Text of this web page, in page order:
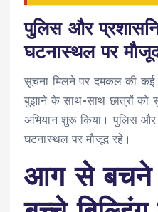
पुलिस और
घटनास्थल पर
सूचना मिलने पर दमकल की कई
बुझाने के साथ-साथ छात्रों को
अभियान शुरू किया। पुलिस और
घटनास्थल पर मौजूद रहे।
आग से बचने